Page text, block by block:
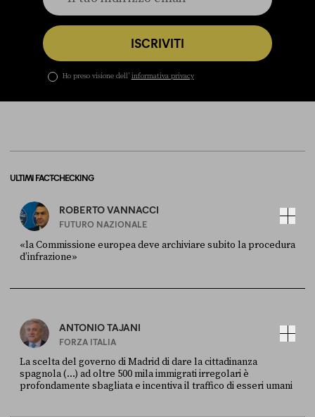
ISCRIVITI
Ho preso visione dell’ informativa privacy
ULTIMI FACT-CHECKING
ROBERTO VANNACCI
FUTURO NAZIONALE
«la Commissione europea deve archiviare subito la procedura
d’infrazione»
ANTONIO TAJANI
FORZA ITALIA
La scelta del governo di Madrid di dare la cittadinanza
spagnola (...) ad oltre 500 mila immigrati irregolari è
profondamente sbagliata e incentiva il traffico di esseri umani